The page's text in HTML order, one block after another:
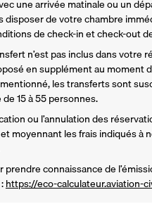
une arrivée matinale ou un
disposer de votre chambre
de check-in et check-out
n’est pas inclus dans votre
en supplément au moment
les transferts sont
15 à 55 personnes.
ou l’annulation des
moyennant les frais indiqués à
prendre connaissance de
https://eco-calculateur.aviation-